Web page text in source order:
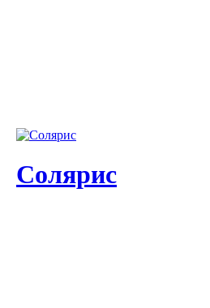
Солярис